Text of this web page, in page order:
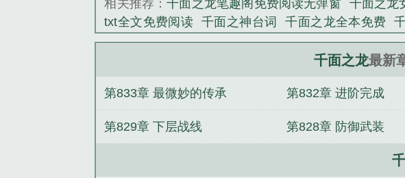
相关推荐：千面之龙笔趣阁免费阅读无弹窗 千面之龙
txt全文免费阅读
千面之神台词 千面之龙全本免费
本 千面之龙无错版笔趣阁 千面之龙免费阅读软件
千面之龙免费阅读 千面
千面之龙阅读 千面之龙百度 千面之龙笔趣阁最新
千面dlc
千面ai 千面之龙笔趣阁无错版 千面之龙全文
千面之龙免费全文阅读
千面之龙
千面之龙最新
第833章 最微妙的传承 第832章 进阶完成
第829章 下层战线 第828章 防御武装